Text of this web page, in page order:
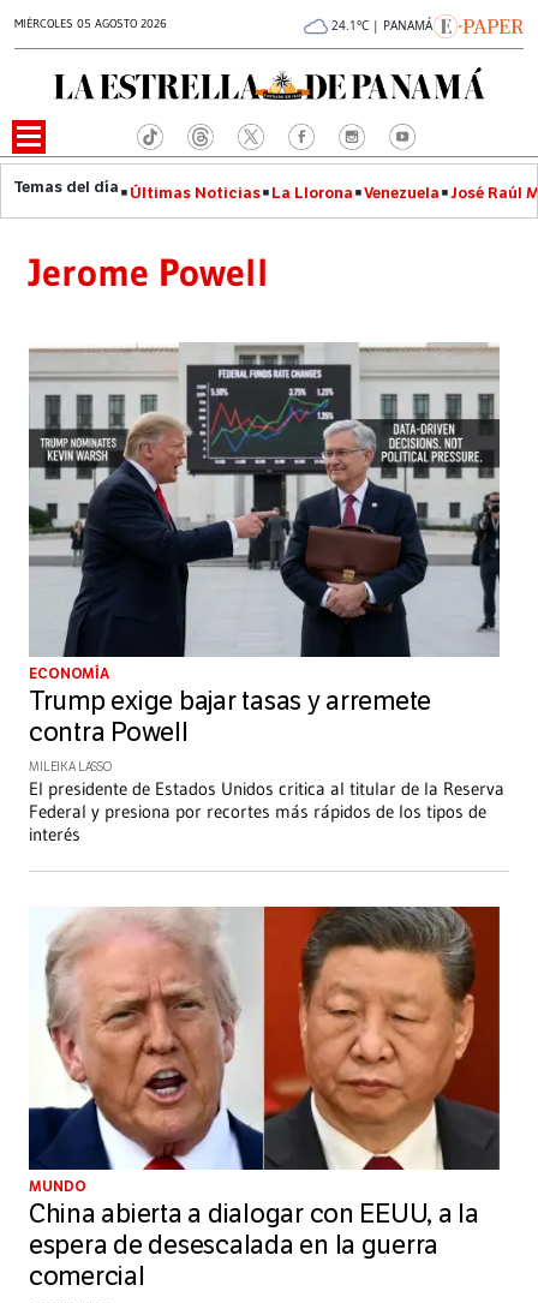
MIÉRCOLES 05 AGOSTO 2026 24.1°C | PANAMÁ
Últimas Noticias La Llorona Venezuela José Raúl
Jerome Powell
ECONOMÍA
Trump exige bajar tasas y arremete
contra Powell
MILEIKA LASSO
El presidente de Estados Unidos critica al titular de la Reserva
Federal y presiona por recortes más rápidos de los tipos de
interés
MUNDO
China abierta a dialogar con EEUU, a la
espera de desescalada en la guerra
comercial